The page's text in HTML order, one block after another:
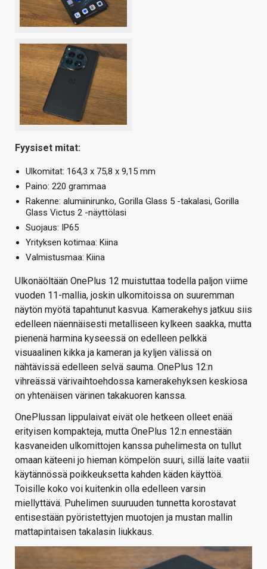
Fyysiset mitat:
Ulkomitat: 164,3 x 75,8 x 9,15 mm
Paino: 220 grammaa
Rakenne: alumiinirunko, Gorilla Glass 5 -takalasi, Gorilla
Glass Victus 2 -näyttölasi
Suojaus: IP65
Yrityksen kotimaa: Kiina
Valmistusmaa: Kiina
Ulkonäöltään OnePlus 12 muistuttaa todella paljon viime
vuoden 11-mallia, joskin ulkomitoissa on suuremman
näytön myötä tapahtunut kasvua. Kamerakehys jatkuu siis
edelleen näennäisesti metalliseen kylkeen saakka, mutta
pienenä harmina kyseessä on edelleen pelkkä
visuaalinen kikka ja kameran ja kyljen välissä on
nähtävissä edelleen selvä sauma. OnePlus 12:n
vihreässä värivaihtoehdossa kamerakehyksen keskiosa
on yhtenäisen värinen takakuoren kanssa.
OnePlussan lippulaivat eivät ole hetkeen olleet enää
erityisen kompakteja, mutta OnePlus 12:n ennestään
kasvaneiden ulkomittojen kanssa puhelimesta on tullut
omaan käteeni jo hieman kömpelön suuri, sillä laite vaatii
käytännössä poikkeuksetta kahden käden käyttöä.
Toisille koko voi kuitenkin olla edelleen varsin
miellyttävä. Puhelimen suuruuden tunnetta korostavat
entisestään pyöristettyjen muotojen ja mustan mallin
mattapintaisen takalasin liukkaus.